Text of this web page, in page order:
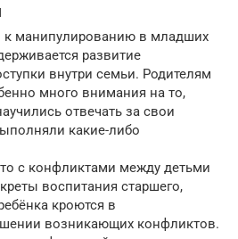
к манипулированию в младших
развитие
внутри семьи. Родителям
много внимания на то,
отвечать за свои
какие-либо
с конфликтами между детьми
воспитания старшего,
кроются в
возникающих конфликтов.